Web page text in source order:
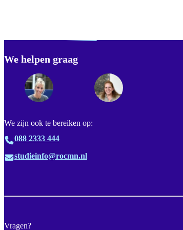
We helpen graag
We zijn ook te bereiken op:
088 2333 444
studieinfo@rocmn.nl
Vragen?
Footer